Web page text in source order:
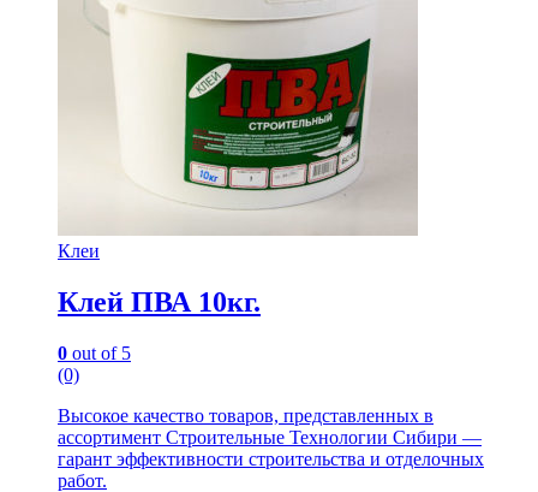
Клеи
Клей ПВА 10кг.
0 out of 5
(0)
Высокое качество товаров, представленных в
ассортимент Строительные Технологии Сибири —
гарант эффективности строительства и отделочных
работ.